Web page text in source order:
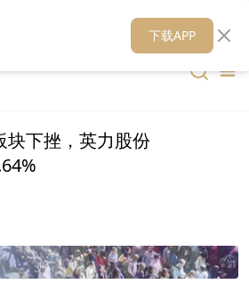
财华媒体矩阵 财华智库
块下挫，英力股份
下载APP